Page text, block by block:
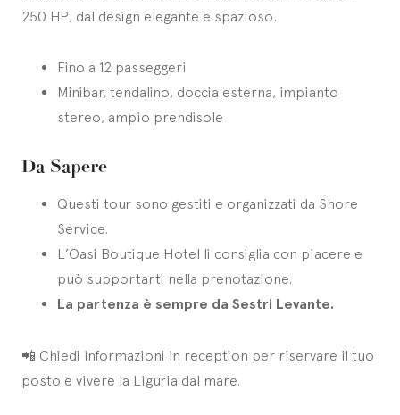
250 HP, dal design elegante e spazioso.
Fino a 12 passeggeri
Minibar, tendalino, doccia esterna, impianto
stereo, ampio prendisole
Da Sapere
Questi tour sono gestiti e organizzati da Shore
Service.
L’Oasi Boutique Hotel li consiglia con piacere e
può supportarti nella prenotazione.
La partenza è sempre da Sestri Levante.
📲 Chiedi informazioni in reception per riservare il tuo
posto e vivere la Liguria dal mare.